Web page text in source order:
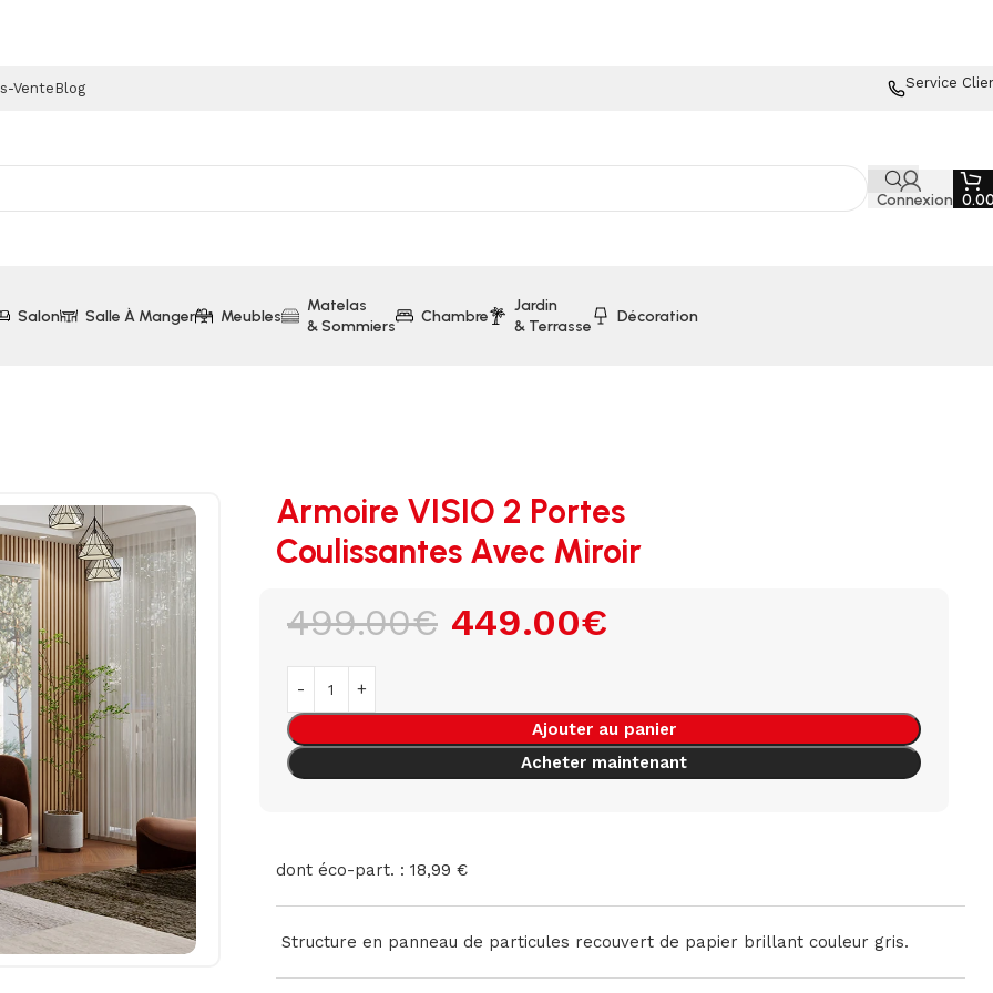
Vente Blog Service
Connexion
Salon Salle À Manger Meubles
Matelas
& Sommiers
Chambre
Jardin
& Terrasse
Décoration
Armoire VISIO 2 Portes
Coulissantes Avec Miroir
499.00€ 449.00€
Ajouter au panier
Acheter maintenant
dont éco-part. : 18,99 €
Structure en panneau de particules recouvert de papier brillant couleur gris.